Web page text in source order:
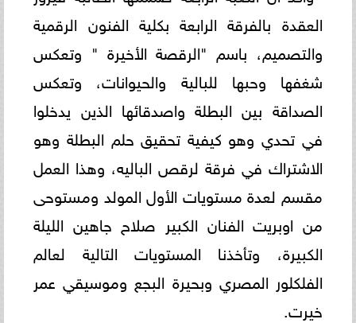
العقدة بالفرقة الرابعة بكلية الفنون الرقمية
والتصميم، باسم "الرقصة الأخيرة " وتعكس
شغفها وحبها للبالية والحيوانات، وتعكس
الصداقة بين البطلة واصدقائها الذين يدخلوا
في تحدي وهو كيفية تحقيق حلم البطلة وهو
الاشتراك في فرقة لرقص الباليه، وهذا العمل
مقسم لعدة مستويات الأول المولد ومستوحى
من اوبريت الفنان الكبير صلاح جاهين الليلة
الكبيرة، وتأخذنا المستويات التالية لعالم
الفلكلور المصري وبحيرة البجع وموسيقي عمر
خيرت.